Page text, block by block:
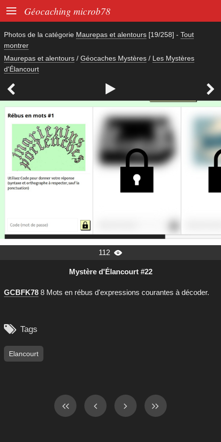
 Géocaching microb78
Photos de la catégorie Maurepas et alentours [19/258] - Tout
montrer
Maurepas et alentours / Géocaches Mystères / Les Mystères
d'Élancourt
  
112 
Mystère d'Élancourt #22
GCBFK78 8 Mots en rébus d'expressions courantes à décoder.
 Tags
Elancourt